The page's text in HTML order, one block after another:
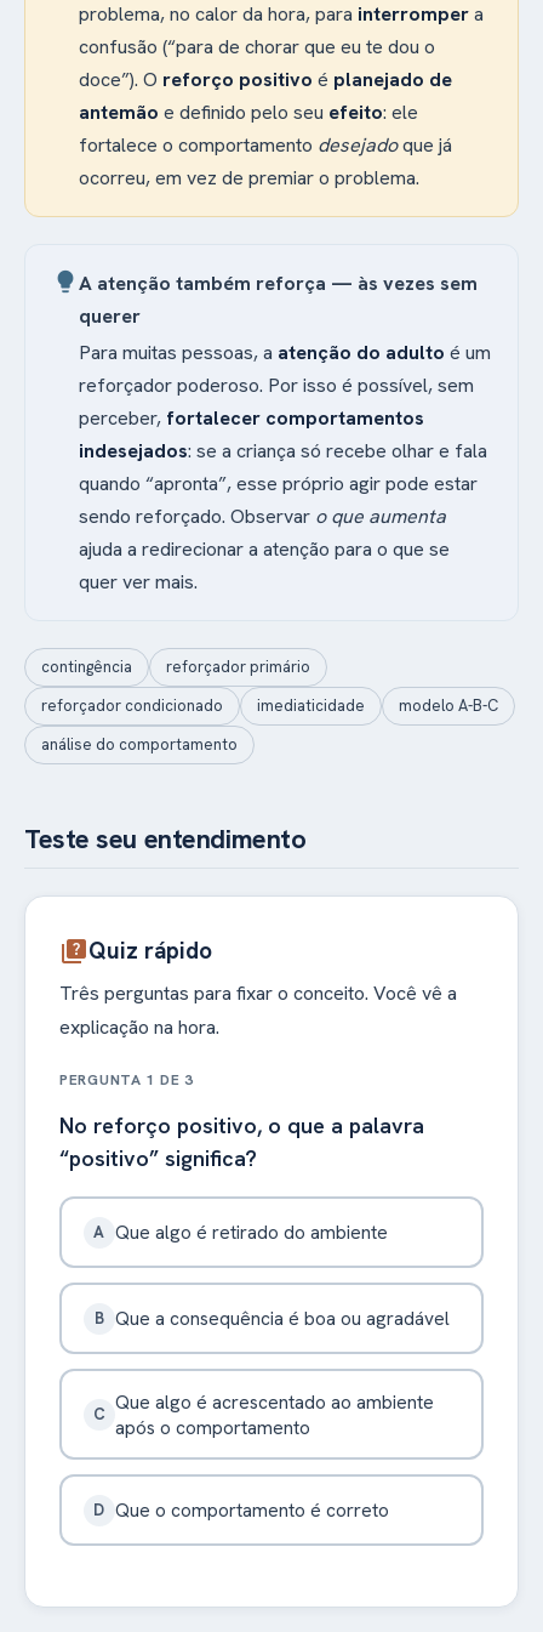
problema, no calor da hora, para interrompera
confusão (“para de chorar que eu te dou o
doce”). O reforço positivo é planejado de
antemão e definido pelo seu efeito: ele
fortalece o comportamento desejadoque já
ocorreu, em vez de premiar o problema.
lightbulbA atenção também reforça — às vezes sem
querer
Para muitas pessoas, a atenção do adulto é um
reforçador poderoso. Por isso é possível, sem
perceber, fortalecer comportamentos
indesejados: se a criança só recebe olhar e fala
quando “apronta”, esse próprio agir pode estar
sendo reforçado. Observar o que aumenta
ajuda a redirecionar a atenção para o que se
quer ver mais.
contingência
reforçador primário
reforçador condicionado
imediaticidade
modelo A-B-C
análise do comportamento
Teste seu entendimento
quizQuiz rápido
Três perguntas para fixar o conceito. Você vê a
explicação na hora.
PERGUNTA 1 DE 3
No reforço positivo, o que a palavra
“positivo” significa?
A Que algo é retirado do ambiente
B Que a consequência é boa ou agradável
C Que algo é acrescentado ao ambiente
após o comportamento
D Que o comportamento é correto